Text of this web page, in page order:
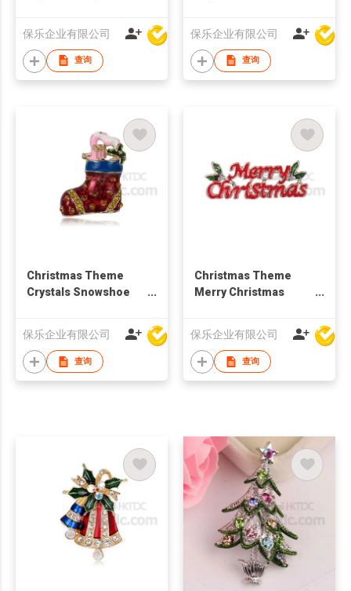
保乐企业有限公司
查询
保乐企业有限公司
查询
Christmas Theme
Crystals Snowshoe
保乐企业有限公司
查询
Christmas Theme
Merry Christmas
保乐企业有限公司
查询